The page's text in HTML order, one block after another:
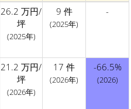
26.2 万円/
坪
(2025年)
9 件
(2025年)
-
21.2 万円/
坪
(2026年)
17 件
(2026年)
-66.5%
(2026)